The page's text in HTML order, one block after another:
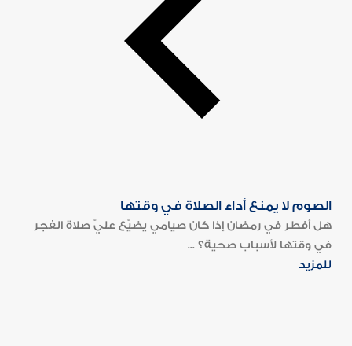
الصوم لا يمنع أداء الصلاة في وقتها
هل أفطر في رمضان إذا كان صيامي يضيّع عليّ صلاة الفجر
في وقتها لأسباب صحية؟ ...
للمزيد